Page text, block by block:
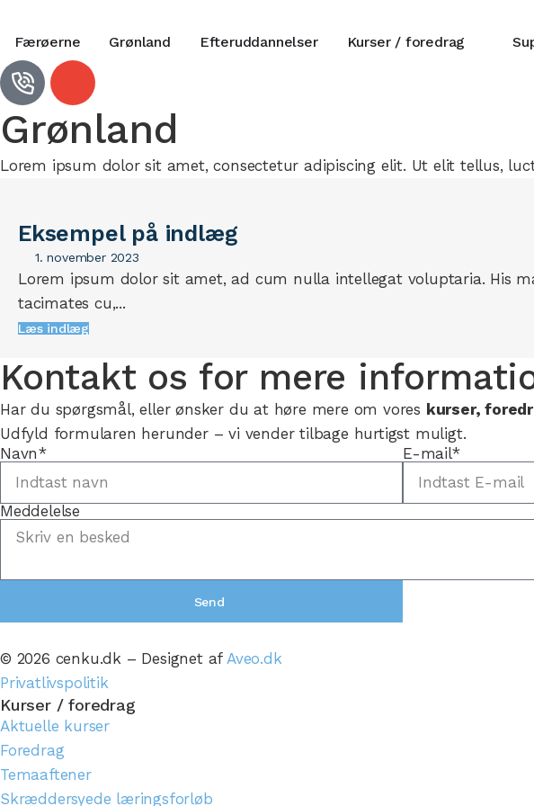
Færøerne Grønland Efteruddannelser Kurser / foredrag
Grønland
Lorem ipsum dolor sit amet, consectetur adipiscing elit. Ut elit tellus,
Eksempel på indlæg
1. november 2023
Lorem ipsum dolor sit amet, ad cum nulla intellegat voluptaria. His
tacimates cu,...
Læs indlæg
Kontakt os for mere
Har du spørgsmål, eller ønsker du at høre mere om vores kurser,
Udfyld formularen herunder – vi vender tilbage hurtigst muligt.
Navn*
E-mail*
Meddelelse
Send
© 2026 cenku.dk – Designet afAveo.dk
Privatlivspolitik
Kurser / foredrag
Aktuelle kurser
Foredrag
Temaaftener
Skræddersyede læringsforløb